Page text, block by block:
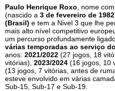
Paulo Henrique Roxo , nome
(nascido a 3 de fevereiro de 1982
(Brasil) e tem a Nivel 3 que lhe
mais alto nível competitivo
um percurso profundamente
várias temporadas ao serviço
anos: 2021/2022 (27 jogos, 18
vitórias), 2023/2024 (16 jogos, 10
(13 jogos, 7 vitórias, antes de
esteve envolvido em várias
Sub-15, Sub-17 e Sub-19.